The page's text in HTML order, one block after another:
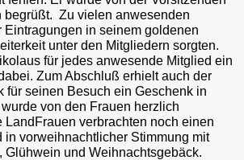
begrüßt. Zu vielen anwesenden
Eintragungen in seinem goldenen
unter den Mitgliedern sorgten.
für jedes anwesende Mitglied ein
Zum Abschluß erhielt auch der
für seinen Besuch ein Geschenk in
von den Frauen herzlich
verbrachten noch einen
in vorweihnachtlicher Stimmung mit
Glühwein und Weihnachtsgebäck.